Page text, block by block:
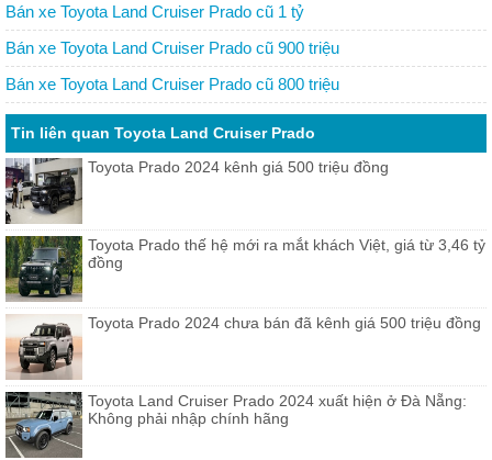
Bán xe Toyota Land Cruiser Prado cũ 1 tỷ
Bán xe Toyota Land Cruiser Prado cũ 900 triệu
Bán xe Toyota Land Cruiser Prado cũ 800 triệu
Tin liên quan Toyota Land Cruiser Prado
Toyota Prado 2024 kênh giá 500 triệu đồng
Toyota Prado thế hệ mới ra mắt khách Việt, giá từ 3,46 tỷ
đồng
Toyota Prado 2024 chưa bán đã kênh giá 500 triệu đồng
Toyota Land Cruiser Prado 2024 xuất hiện ở Đà Nẵng:
Không phải nhập chính hãng